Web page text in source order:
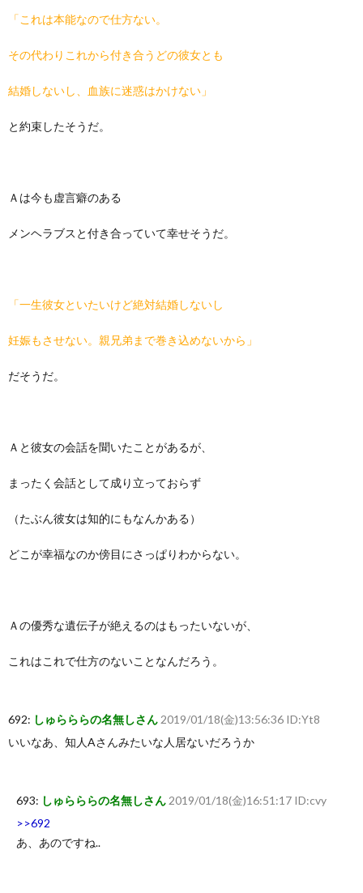
「これは本能なので仕方ない。
その代わりこれから付き合うどの彼女とも
結婚しないし、血族に迷惑はかけない」
と約束したそうだ。
Ａは今も虚言癖のある
メンヘラブスと付き合っていて幸せそうだ。
「一生彼女といたいけど絶対結婚しないし
妊娠もさせない。親兄弟まで巻き込めないから」
だそうだ。
Ａと彼女の会話を聞いたことがあるが、
まったく会話として成り立っておらず
（たぶん彼女は知的にもなんかある）
どこが幸福なのか傍目にさっぱりわからない。
Ａの優秀な遺伝子が絶えるのはもったいないが、
これはこれで仕方のないことなんだろう。
692: しゅらららの名無しさん 2019/01/18(金)13:56:36 ID:Yt8
いいなあ、知人Aさんみたいな人居ないだろうか
693: しゅらららの名無しさん 2019/01/18(金)16:51:17 ID:cvy
>>692
あ、あのですね..